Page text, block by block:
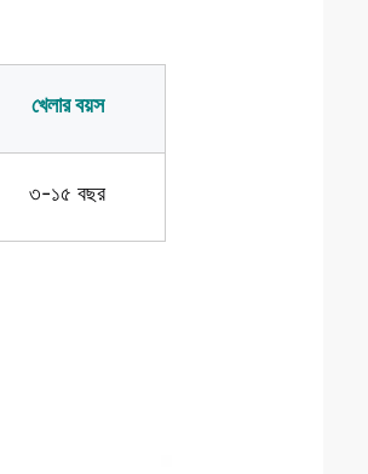
খেলার বয়স
৩-১৫ বছর